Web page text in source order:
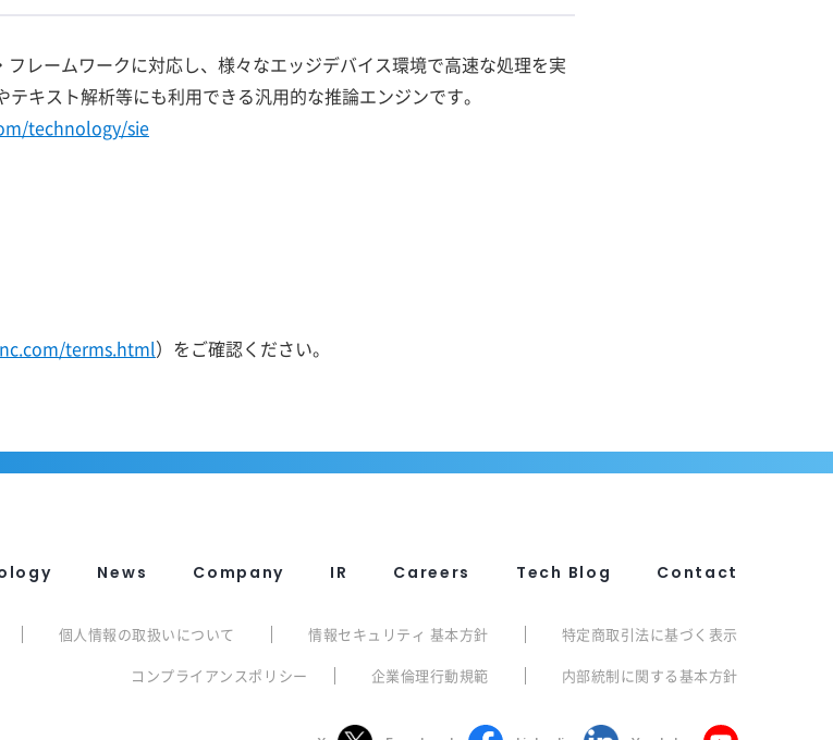
レームワークに対応し、様々なエッジデバイス環境で高速な処理を実
キスト解析等にも利用できる汎用的な推論エンジンです。
technology/sie
terms.html）をご確認ください。
News Company IR Careers Tech Blog Contact
個人情報の取扱いについて 情報セキュリティ 基本方針
特定商取引法に基づく表示
コンプライアンスポリシー
企業倫理行動規範 内部統制に関する基本方針